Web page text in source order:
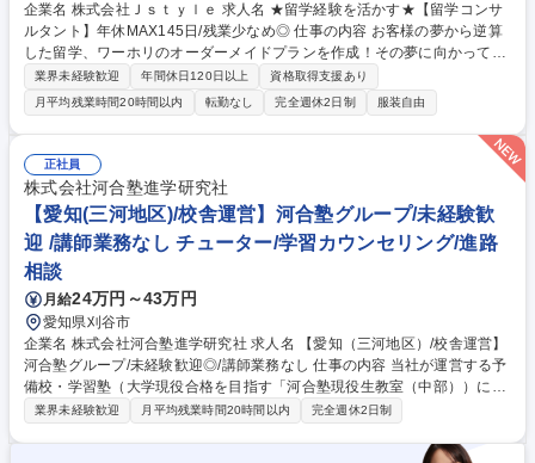
企業名 株式会社Ｊｓｔｙｌｅ 求人名 ★留学経験を活かす★【留学コンサ
ルタント】年休MAX145日/残業少なめ◎ 仕事の内容 お客様の夢から逆算
した留学、ワーホリのオーダーメイドプランを作成！その夢に向かってお
客様自身の力で歩める環境を提供する当社で留学コンサルタントをお任せ
★中途社員、全員が入社後に前職給与超えを実現★ 適性に応じて業務分担
しています。 【具体的な仕事の流れ】専任アポインターが面談のアポを取
得→じっくり2時間程かけて面談を実施。→留学を通じて何を実現したい
のか？「やりたいこと」「なりたい自分」を丁寧にヒアリング→オーダー
メイドの留学プランを作成・提案→ご契約※その後はサポート担当に引き
継ぐため、コンサルティングに集中ができます。 募集職種 ★留学経験を
活かす★【留学コンサルタント】年休MAX145日/残業少なめ◎
業界未経験歓迎 年間休日120日以上
資格取得支援あり
月平均残業時間20時間以内
転勤なし 完全週休2日制 服装自由
正社員
株式会社河合塾進学研究社
【愛知(三河地区)/校舎運営】河合塾グループ/未経験歓
迎 /講師業務なし チューター/学習カウンセリング/進路
相談
月給24万円～43万円
愛知県刈谷市
企業名 株式会社河合塾進学研究社 求人名 【愛知（三河地区）/校舎運営】
河合塾グループ/未経験歓迎◎/講師業務なし 仕事の内容 当社が運営する予
備校・学習塾（大学現役合格を目指す「河合塾現役生教室（中部））にて
校舎の運営をお任せします。採用時の配属先は三河地区となります。生徒
を通じて、一人ひとりの挑戦を支えていく仕事です。また、体験学習や説
業界未経験歓迎 月平均残業時間20時間以内 完全週休2日制